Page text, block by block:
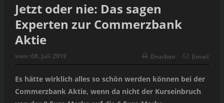
Jetzt oder nie: Das sagen
Experten zur Commerzbank
Aktie
vom: 08. Juli 2019 Drucken Email
Es hätte wirklich alles so schön werden können bei der
Commerzbank Aktie, wenn da nicht der Kurseinbruch